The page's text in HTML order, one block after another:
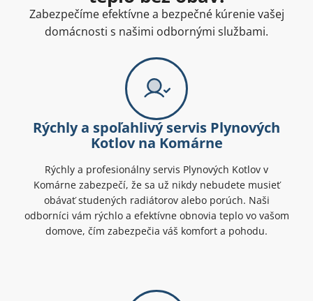
Zabezpečíme efektívne a bezpečné kúrenie vašej
domácnosti s našimi odbornými službami.
Rýchly a spoľahlivý servis Plynových
Kotlov na Komárne
Rýchly a profesionálny servis Plynových Kotlov v
Komárne zabezpečí, že sa už nikdy nebudete musieť
obávať studených radiátorov alebo porúch. Naši
odborníci vám rýchlo a efektívne obnovia teplo vo vašom
domove, čím zabezpečia váš komfort a pohodu.